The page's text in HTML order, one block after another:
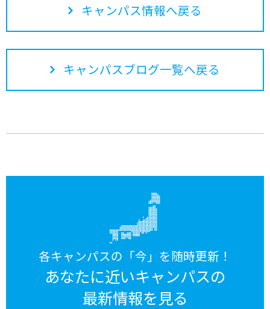
キャンパス情報へ戻る
キャンパスブログ一覧へ戻る
各キャンパスの「今」を随時更新！
あなたに近いキャンパスの
最新情報を見る